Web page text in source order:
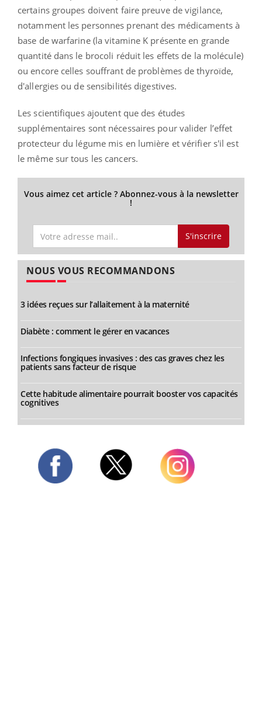
certains groupes doivent faire preuve de vigilance,
notamment les personnes prenant des médicaments à
base de warfarine (la vitamine K présente en grande
quantité dans le brocoli réduit les effets de la molécule)
ou encore celles souffrant de problèmes de thyroïde,
d'allergies ou de sensibilités digestives.
Les scientifiques ajoutent que des études
supplémentaires sont nécessaires pour valider l’effet
protecteur du légume mis en lumière et vérifier s'il est
le même sur tous les cancers.
Vous aimez cet article ? Abonnez-vous à la newsletter
!
S'inscrire
NOUS VOUS RECOMMANDONS
3 idées reçues sur l’allaitement à la maternité
Diabète : comment le gérer en vacances
Infections fongiques invasives : des cas graves chez les
patients sans facteur de risque
Cette habitude alimentaire pourrait booster vos capacités
cognitives